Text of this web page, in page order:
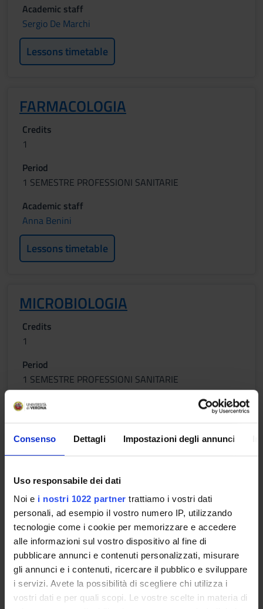
Consenso Dettagli Impostazioni degli annunci
Uso responsabile dei dati
Noi e i nostri 1022 partner trattiamo i vostri dati
personali, ad esempio il vostro numero IP, utilizzando
tecnologie come i cookie per memorizzare e accedere
alle informazioni sul vostro dispositivo al fine di
pubblicare annunci e contenuti personalizzati, misurare
gli annunci e i contenuti, ricercare il pubblico e sviluppare
i servizi. Avete la possibilità di scegliere chi utilizza i
vostri dati e per quali scopi. Le vostre scelte in materia di
Academic staff
Sergio De Marchi
Lessons timetable
FARMACOLOGIA
Credits
1
Period
1 SEMESTRE PROFESSIONI SANITARIE
Academic staff
Anna Benini
Lessons timetable
MICROBIOLOGIA
Credits
1
Period
1 SEMESTRE PROFESSIONI SANITARIE
Academic staff
Lessons timetable
Program
------------------------
MM: MEDICINA INTERNA E TERAPIA MEDICA
------------------------
ENDOCRINOLOGY – Diabetes (pathophysiology , morbidity
and mortality, acute and chronic complications , therapy), GH
pathologies , thyroid diseases, Adrenal gland diseases.
HEMATOLOGY : Anemia